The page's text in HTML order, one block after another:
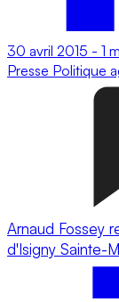
30 avril 2015 - 1
Presse Politique
Arnaud Fossey
d'Isigny Sainte-